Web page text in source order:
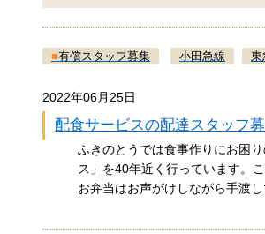
■有償スタッフ募集 小田急線 東
2022年06月25日
配食サービスの配達スタッフ
ふきのとうでは食事作りにお困
ス」を40年近く行っています。
お弁当はお声がけしながら手渡